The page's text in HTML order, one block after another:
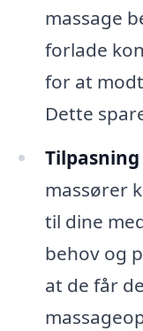
massage
forlade
for at
Dette
massører
til dine
behov og
at de får